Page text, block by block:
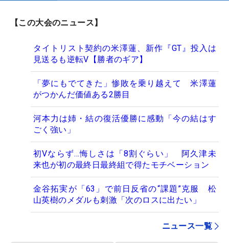
【この大会のニュース】
タイトリスト契約の米澤蓮、新作『GT』投入は
見送るも逆転V【勝者のギア】
「夢にもでてきた」惨敗を乗り越えて 米澤蓮
がつかんだ価値ある2勝目
河本力は姉・結の復活優勝に感動「今の結はす
ごく強い」
初Vならず…悔しさは「8割ぐらい」 阿久津未
来也が初の最終日最終組で得たモチベーション
金谷拓実が「63」で前日反省の“課題”克服 松
山英樹のメダルも刺激「次のロスに出たい」
ニュース一覧